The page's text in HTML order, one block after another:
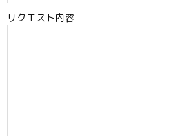
リクエスト内容